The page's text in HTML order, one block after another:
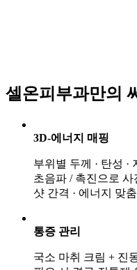
셀온피부과만의
3D-에너지 매핑
부위별 두께 · 탄성 ·
초음파 / 촉진으로 사
샷 간격 · 에너지 맞
통증 관리
국소 마취 크림 + 진